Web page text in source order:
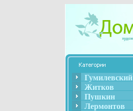
Гумилевский
Житков
Пушкин
Лермонтов